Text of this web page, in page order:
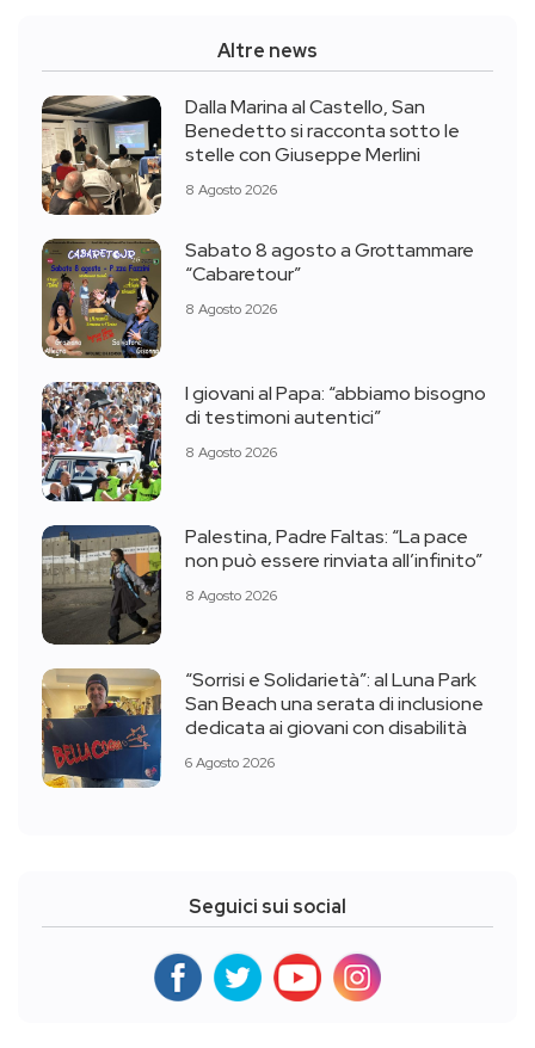
Altre news
Dalla Marina al Castello, San
Benedetto si racconta sotto le
stelle con Giuseppe Merlini
8 Agosto 2026
Sabato 8 agosto a Grottammare
“Cabaretour”
8 Agosto 2026
I giovani al Papa: “abbiamo bisogno
di testimoni autentici”
8 Agosto 2026
Palestina, Padre Faltas: “La pace
non può essere rinviata all’infinito”
8 Agosto 2026
“Sorrisi e Solidarietà”: al Luna Park
San Beach una serata di inclusione
dedicata ai giovani con disabilità
6 Agosto 2026
Seguici sui social